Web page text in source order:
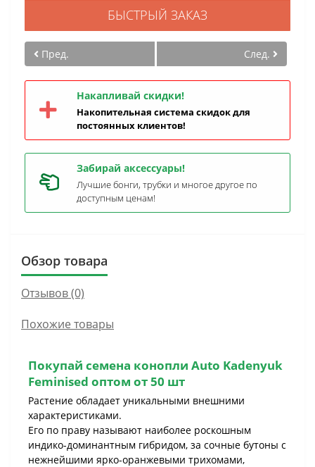
БЫСТРЫЙ ЗАКАЗ
Пред. След.
Накапливай скидки!
Накопительная система скидок для
постоянных клиентов!
Забирай аксессуары!
Лучшие бонги, трубки и многое другое по
доступным ценам!
Обзор товара
Отзывов (0)
Похожие товары
Покупай семена конопли Auto Kadenyuk
Feminised оптом от 50 шт
Растение обладает уникальными внешними
характеристиками.
Его по праву называют наиболее роскошным
индико-доминантным гибридом, за сочные бутоны с
нежнейшими ярко-оранжевыми трихомами,